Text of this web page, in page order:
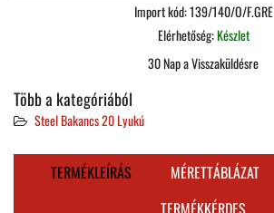
Import kód: 139/140/O/F.GRE
Elérhetőség:Készlet
30 Nap a Visszaküldésre
Több a kategóriából
Steel Bakancs 20 Lyukú
TERMÉKLEÍRÁS MÉRETTÁBLÁZAT
TERMÉKKÉRDES